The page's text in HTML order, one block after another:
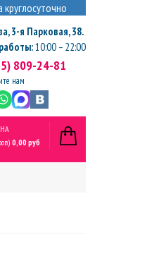
круглосуточно
,3-я Парковая, 38.
10:00 – 22:00
809-24-81
нам
0,00 руб